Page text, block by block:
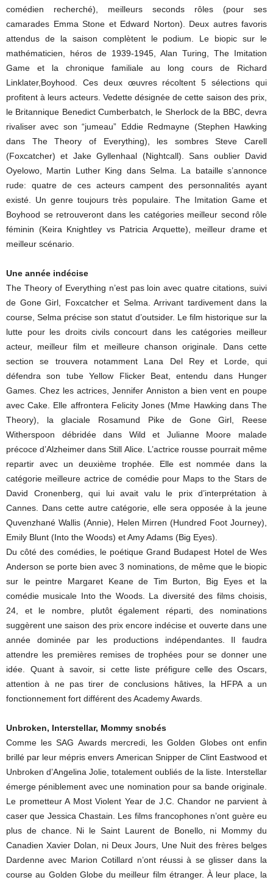
comédien recherché), meilleurs seconds rôles (pour ses
camarades Emma Stone et Edward Norton). Deux autres favoris
attendus de la saison complètent le podium. Le biopic sur le
mathématicien, héros de 1939-1945, Alan Turing, The Imitation
Game et la chronique familiale au long cours de Richard
Linklater,Boyhood. Ces deux œuvres récoltent 5 sélections qui
profitent à leurs acteurs. Vedette désignée de cette saison des prix,
le Britannique Benedict Cumberbatch, le Sherlock de la BBC, devra
rivaliser avec son “jumeau” Eddie Redmayne (Stephen Hawking
dans The Theory of Everything), les sombres Steve Carell
(Foxcatcher) et Jake Gyllenhaal (Nightcall). Sans oublier David
Oyelowo, Martin Luther King dans Selma. La bataille s’annonce
rude: quatre de ces acteurs campent des personnalités ayant
existé. Un genre toujours très populaire. The Imitation Game et
Boyhood se retrouveront dans les catégories meilleur second rôle
féminin (Keira Knightley vs Patricia Arquette), meilleur drame et
meilleur scénario.
Une année indécise
The Theory of Everything n’est pas loin avec quatre citations, suivi
de Gone Girl, Foxcatcher et Selma. Arrivant tardivement dans la
course, Selma précise son statut d’outsider. Le film historique sur la
lutte pour les droits civils concourt dans les catégories meilleur
acteur, meilleur film et meilleure chanson originale. Dans cette
section se trouvera notamment Lana Del Rey et Lorde, qui
défendra son tube Yellow Flicker Beat, entendu dans Hunger
Games. Chez les actrices, Jennifer Anniston a bien vent en poupe
avec Cake. Elle affrontera Felicity Jones (Mme Hawking dans The
Theory), la glaciale Rosamund Pike de Gone Girl, Reese
Witherspoon débridée dans Wild et Julianne Moore malade
précoce d’Alzheimer dans Still Alice. L’actrice rousse pourrait même
repartir avec un deuxième trophée. Elle est nommée dans la
catégorie meilleure actrice de comédie pour Maps to the Stars de
David Cronenberg, qui lui avait valu le prix d’interprétation à
Cannes. Dans cette autre catégorie, elle sera opposée à la jeune
Quvenzhané Wallis (Annie), Helen Mirren (Hundred Foot Journey),
Emily Blunt (Into the Woods) et Amy Adams (Big Eyes).
Du côté des comédies, le poétique Grand Budapest Hotel de Wes
Anderson se porte bien avec 3 nominations, de même que le biopic
sur le peintre Margaret Keane de Tim Burton, Big Eyes et la
comédie musicale Into the Woods. La diversité des films choisis,
24, et le nombre, plutôt également réparti, des nominations
suggèrent une saison des prix encore indécise et ouverte dans une
année dominée par les productions indépendantes. Il faudra
attendre les premières remises de trophées pour se donner une
idée. Quant à savoir, si cette liste préfigure celle des Oscars,
attention à ne pas tirer de conclusions hâtives, la HFPA a un
fonctionnement fort différent des Academy Awards.
Unbroken, Interstellar, Mommy snobés
Comme les SAG Awards mercredi, les Golden Globes ont enfin
brillé par leur mépris envers American Snipper de Clint Eastwood et
Unbroken d’Angelina Jolie, totalement oubliés de la liste. Interstellar
émerge péniblement avec une nomination pour sa bande originale.
Le prometteur A Most Violent Year de J.C. Chandor ne parvient à
caser que Jessica Chastain. Les films francophones n’ont guère eu
plus de chance. Ni le Saint Laurent de Bonello, ni Mommy du
Canadien Xavier Dolan, ni Deux Jours, Une Nuit des frères belges
Dardenne avec Marion Cotillard n’ont réussi à se glisser dans la
course au Golden Globe du meilleur film étranger. À leur place, la